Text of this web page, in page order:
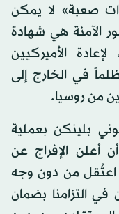
صعبة» لا يمكن
الآمنة هي شهادة
لإعادة الأميركيين
في الخارج إلى
من روسيا.
بلينكن بعملية
أعلن الإفراج عن
اعتُقل من دون وجه
التزامنا بضمان